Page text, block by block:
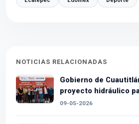
NOTICIAS RELACIONADAS
Gobierno de
proyecto hidráulico
09-05-2026